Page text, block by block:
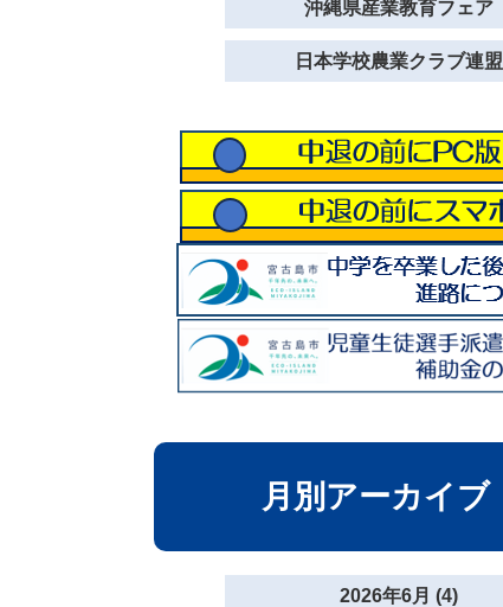
沖縄県産業教育フェア
日本学校農業クラブ連盟
月別アーカイブ
2026年6月 (4)